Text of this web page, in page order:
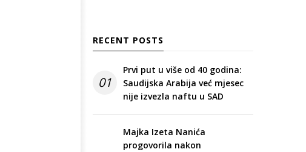
RECENT POSTS
01
Prvi put u više od 40 godina:
Saudijska Arabija već mjesec
nije izvezla naftu u SAD
Majka Izeta Nanića
progovorila nakon